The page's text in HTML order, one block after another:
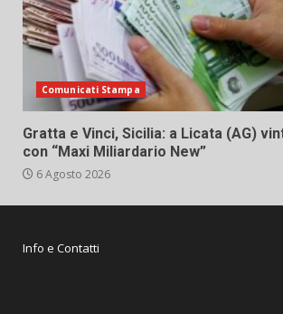
Comunicati Stampa
Gratta e Vinci, Sicilia: a Licata (AG)
con “Maxi Miliardario New”
6 Agosto 2026
Info e Contatti